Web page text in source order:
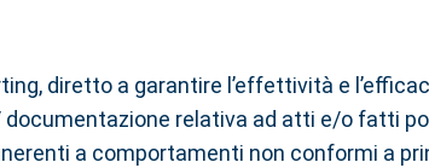
diretto a garantire l’effettività e
relativa ad atti e/o fatti
a comportamenti non conformi a